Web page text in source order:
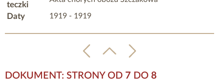
teczki
Daty 1919 - 1919
DOKUMENT: STRONY OD 7 DO 8